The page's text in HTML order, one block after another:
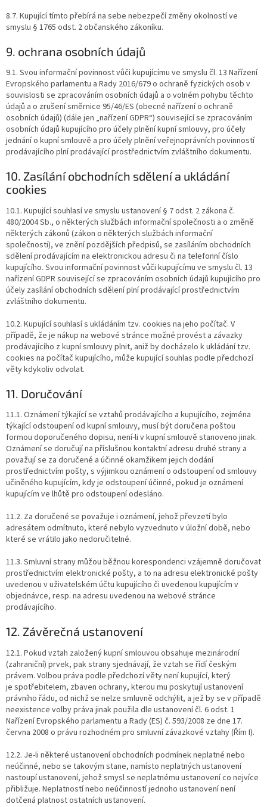
8.7. Kupující tímto přebírá na sebe nebezpečí změny okolností ve
smyslu § 1765 odst. 2 občanského zákoníku.
9. ochrana osobních údajů
9.1. Svou informační povinnost vůči kupujícímu ve smyslu čl. 13 Nařízení
Evropského parlamentu a Rady 2016/679 o ochraně fyzických osob v
souvislosti se zpracováním osobních údajů a o volném pohybu těchto
údajů a o zrušení směrnice 95/46/ES (obecné nařízení o ochraně
osobních údajů) (dále jen „nařízení GDPR“) související se zpracováním
osobních údajů kupujícího pro účely plnění kupní smlouvy, pro účely
jednání o kupní smlouvě a pro účely plnění veřejnoprávních povinností
prodávajícího plní prodávající prostřednictvím zvláštního dokumentu.
10. Zasílání obchodních sdělení a ukládání
cookies
10.1. Kupující souhlasí ve smyslu ustanovení § 7 odst. 2 zákona č.
480/2004 Sb., o některých službách informační společnosti a o změně
některých zákonů (zákon o některých službách informační
společnosti), ve znění pozdějších předpisů, se zasíláním obchodních
sdělení prodávajícím na elektronickou adresu či na telefonní číslo
kupujícího. Svou informační povinnost vůči kupujícímu ve smyslu čl. 13
nařízení GDPR související se zpracováním osobních údajů kupujícího pro
účely zasílání obchodních sdělení plní prodávající prostřednictvím
zvláštního dokumentu.
10.2. Kupující souhlasí s ukládáním tzv. cookies na jeho počítač. V
případě, že je nákup na webové stránce možné provést a závazky
prodávajícího z kupní smlouvy plnit, aniž by docházelo k ukládání tzv.
cookies na počítač kupujícího, může kupující souhlas podle předchozí
věty kdykoliv odvolat.
11. Doručování
11.1. Oznámení týkající se vztahů prodávajícího a kupujícího, zejména
týkající odstoupení od kupní smlouvy, musí být doručena poštou
formou doporučeného dopisu, není-li v kupní smlouvě stanoveno jinak.
Oznámení se doručují na příslušnou kontaktní adresu druhé strany a
považují se za doručené a účinné okamžikem jejich dodání
prostřednictvím pošty, s výjimkou oznámení o odstoupení od smlouvy
učiněného kupujícím, kdy je odstoupení účinné, pokud je oznámení
kupujícím ve lhůtě pro odstoupení odesláno.
11.2. Za doručené se považuje i oznámení, jehož převzetí bylo
adresátem odmítnuto, které nebylo vyzvednuto v úložní době, nebo
které se vrátilo jako nedoručitelné.
11.3. Smluvní strany můžou běžnou korespondenci vzájemně doručovat
prostřednictvím elektronické pošty, a to na adresu elektronické pošty
uvedenou v uživatelském účtu kupujícího či uvedenou kupujícím v
objednávce, resp. na adresu uvedenou na webové stránce
prodávajícího.
12. Závěrečná ustanovení
12.1. Pokud vztah založený kupní smlouvou obsahuje mezinárodní
(zahraniční) prvek, pak strany sjednávají, že vztah se řídí českým
právem. Volbou práva podle předchozí věty není kupující, který
je spotřebitelem, zbaven ochrany, kterou mu poskytují ustanovení
právního řádu, od nichž se nelze smluvně odchýlit, a jež by se v případě
neexistence volby práva jinak použila dle ustanovení čl. 6 odst. 1
Nařízení Evropského parlamentu a Rady (ES) č. 593/2008 ze dne 17.
června 2008 o právu rozhodném pro smluvní závazkové vztahy (Řím I).
12.2. Je-li některé ustanovení obchodních podmínek neplatné nebo
neúčinné, nebo se takovým stane, namísto neplatných ustanovení
nastoupí ustanovení, jehož smysl se neplatnému ustanovení co nejvíce
přibližuje. Neplatností nebo neúčinností jednoho ustanovení není
dotčená platnost ostatních ustanovení.